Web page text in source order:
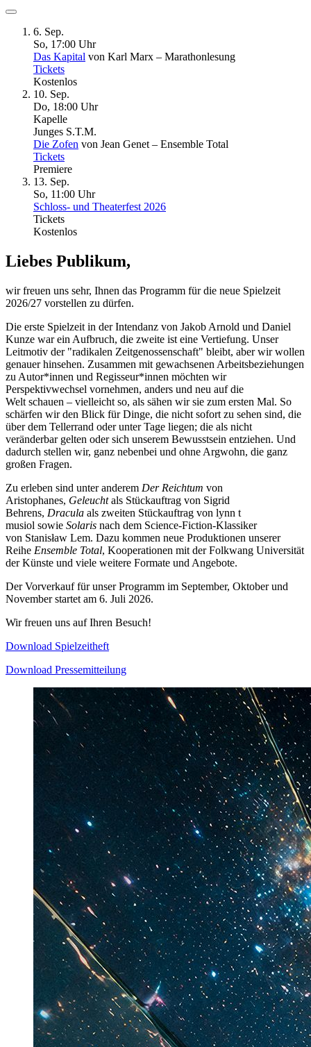
6. Sep.
So, 17:00 Uhr
Das Kapital von Karl Marx – Marathonlesung
Tickets
Kostenlos
10. Sep.
Do, 18:00 Uhr
Kapelle
Junges S.T.M.
Die Zofen von Jean Genet – Ensemble Total
Tickets
Premiere
13. Sep.
So, 11 :00 Uhr
Schloss- und Theaterfest 2026
Tickets
Kostenlos
Liebes Publikum,
wir freuen uns sehr, Ihnen das Programm für die neue Spielzeit
2026/27 vorstellen zu dürfen.
Die erste Spielzeit in der Intendanz von Jakob Arnold und Daniel
Kunze war ein Aufbruch, die zweite ist eine Vertiefung. Unser
Leitmotiv der "radikalen Zeitgenossenschaft" bleibt, aber wir wollen
genauer hinsehen. Zusammen mit gewachsenen Arbeitsbeziehungen
zu Autor*innen und Regisseur*innen möchten wir
Perspektivwechsel vornehmen, anders und neu auf die
Welt schauen – vielleicht so, als sähen wir sie zum ersten Mal. So
schärfen wir den Blick für Dinge, die nicht sofort zu sehen sind, die
über dem Tellerrand oder unter Tage liegen; die als nicht
veränderbar gelten oder sich unserem Bewusstsein entziehen. Und
dadurch stellen wir, ganz nebenbei und ohne Argwohn, die ganz
großen Fragen.
Zu erleben sind unter anderem Der Reichtum von
Aristophanes, Geleuchtals Stückauftrag von Sigrid
Behrens, Dracula als zweiten Stückauftrag von lynn t
musiol sowie Solaris nach dem Science-Fiction-Klassiker
von Stanisław Lem. Dazu kommen neue Produktionen unserer
Reihe Ensemble Total, Kooperationen mit der Folkwang Universität
der Künste und viele weitere Formate und Angebote.
Der Vorverkauf für unser Programm im September, Oktober und
November startet am 6. Juli 2026.
Wir freuen uns auf Ihren Besuch!
Download Spielzeitheft
Download Pressemitteilung